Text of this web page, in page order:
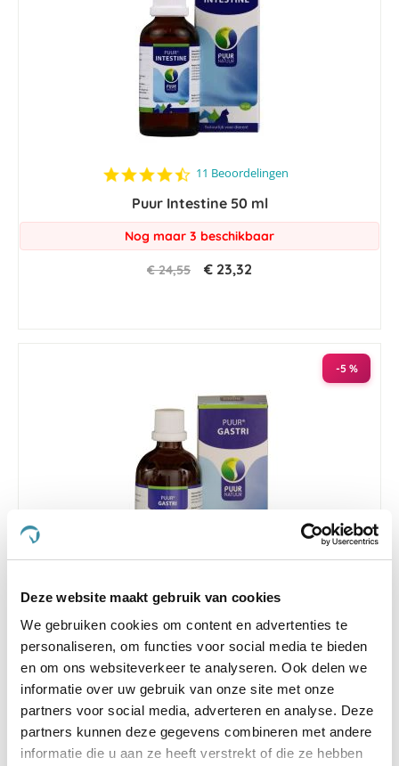
Deze website maakt gebruik van cookies
We gebruiken cookies om content en advertenties te
personaliseren, om functies voor social media te bieden
en om ons websiteverkeer te analyseren. Ook delen we
informatie over uw gebruik van onze site met onze
partners voor social media, adverteren en analyse. Deze
partners kunnen deze gegevens combineren met andere
informatie die u aan ze heeft verstrekt of die ze hebben
4.7
rating
11 Beoordelingen
Puur Intestine 50 ml
Nog maar 3 beschikbaar
€ 24,55 € 23,32
-5 %
5.0
rating
3 Beoordelingen
Puur Gastri 100 ml
Nog maar 2 beschikbaar
€ 34,47 € 32,75